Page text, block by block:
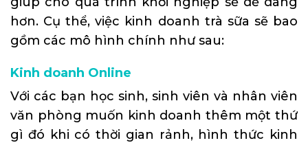
hơn. Cụ thể, việc kinh doanh trà sữa sẽ bao
gồm các mô hình chính như sau:
Kinh doanh Online
Với các bạn học sinh, sinh viên và nhân viên
văn phòng muốn kinh doanh thêm một thứ
gì đó khi có thời gian rảnh, hình thức kinh